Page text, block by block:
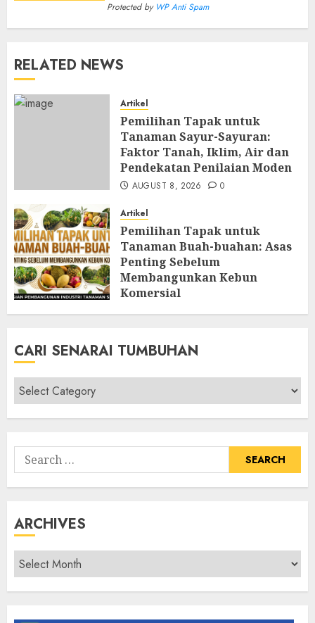
Protected by WP Anti Spam
RELATED NEWS
Artikel
Pemilihan Tapak untuk
Tanaman Sayur-Sayuran:
Faktor Tanah, Iklim, Air dan
Pendekatan Penilaian Moden
AUGUST 8, 2026 0
Artikel
Pemilihan Tapak untuk
Tanaman Buah-buahan: Asas
Penting Sebelum
Membangunkan Kebun
Komersial
AUGUST 8, 2026 0
CARI SENARAI TUMBUHAN
Cari
Senarai
Tumbuhan
Search
for:
ARCHIVES
Archives